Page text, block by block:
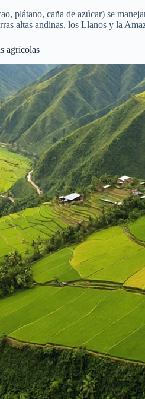
plátano, caña de azúcar) se
altas andinas, los Llanos y la
agrícolas